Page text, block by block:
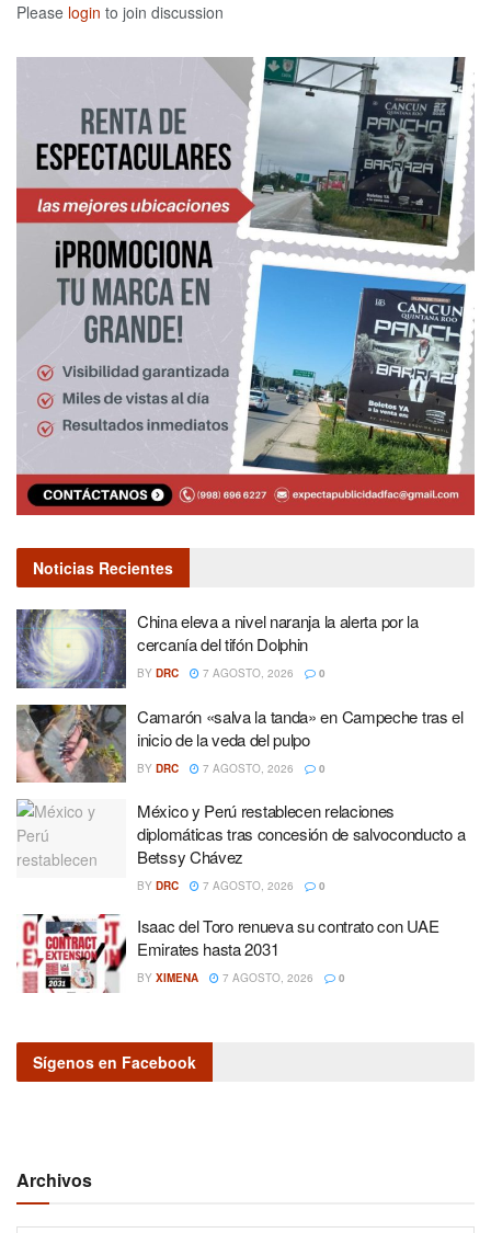
Please login to join discussion
Noticias Recientes
China eleva a nivel naranja la alerta por la
cercanía del tifón Dolphin
BY DRC 7 AGOSTO, 2026 0
Camarón «salva la tanda» en Campeche tras el
inicio de la veda del pulpo
BY DRC 7 AGOSTO, 2026 0
México y Perú restablecen relaciones
diplomáticas tras concesión de salvoconducto a
Betssy Chávez
BY DRC 7 AGOSTO, 2026 0
Isaac del Toro renueva su contrato con UAE
Emirates hasta 2031
BY XIMENA 7 AGOSTO, 2026 0
Sígenos en Facebook
Archivos